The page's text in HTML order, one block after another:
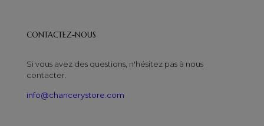
CONTACTEZ-NOUS
Si vous avez des questions, n'hésitez pas à nous
contacter.
info@chancerystore.com